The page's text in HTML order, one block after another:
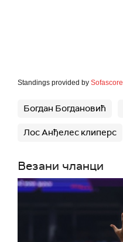
Standings provided by Sofascore
Богдан Богдановић
Лос Анђелес клиперс
Везани чланци